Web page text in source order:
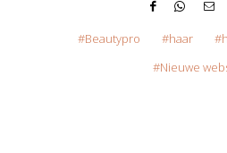
Beautypro haar
Nieuwe